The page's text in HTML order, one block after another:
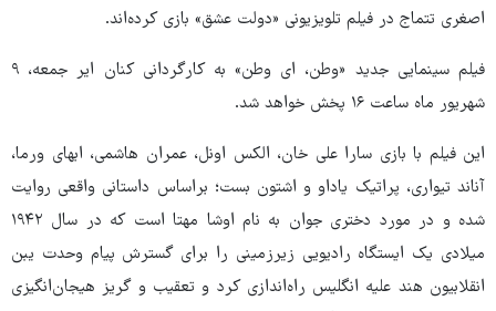
اصغری تتماج در فیلم تلویزیونی «دولت عشق» بازی کرده‌اند.
فیلم سینمایی جدید «وطن، ای وطن» به کارگردانی کنان ایر جمعه، ۹
شهریور ماه ساعت ۱۶ پخش خواهد شد.
این فیلم با بازی سارا علی خان، الکس اونل، عمران هاشمی، ابهای ورما،
آناند تیواری، پراتیک یاداو و اشتون بست؛ براساس داستانی واقعی روایت
شده و در مورد دختری جوان به نام اوشا مهتا است که در سال ۱۹۴۲
میلادی یک ایستگاه رادیویی زیرزمینی را برای گسترش پیام وحدت یبن
انقلابیون هند علیه انگلیس راه‌اندازی کرد و تعقیب و گریز هیجان‌انگیزی